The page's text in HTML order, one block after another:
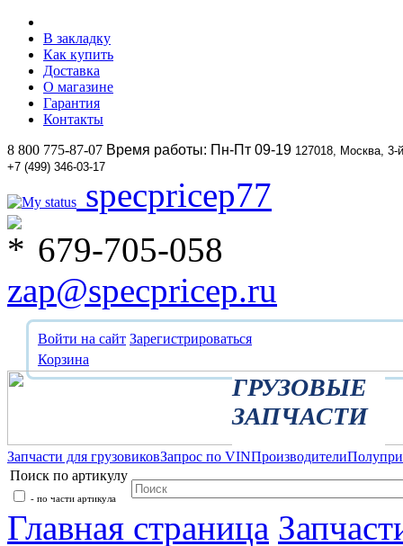
В закладку
Как купить
Доставка
О магазине
Гарантия
Контакты
8 800 775-87-07 Время работы: Пн-Пт 09-19 127018, Москва,
+7 (499) 346-03-17
specpricep77
679-705-058
zap@specpricep.ru
Войти на сайт Зарегистрироваться
Корзина
ГРУЗОВЫЕ
ЗАПЧАСТИ
Запчасти для грузовиковЗапрос по VINПроизводители
Поиск по артикулу
- по части артикула
Главная страница